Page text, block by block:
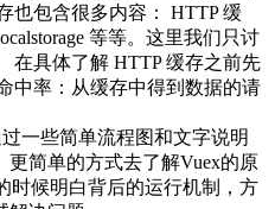
也包含很多内容： HTTP 缓
等等。这里我们只讨
在具体了解 HTTP 缓存之前先
中率：从缓存中得到数据的请
一些简单流程图和文字说明
更简单的方式去了解Vuex的原
时候明白背后的运行机制，方